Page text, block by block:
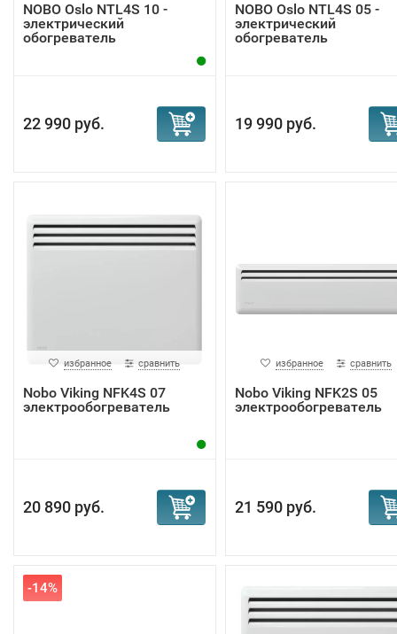
NOBO Oslo NTL4S 10 -
электрический
обогреватель
22 990 руб.
NOBO Oslo NTL4S 05 -
электрический
обогреватель
19 990 руб.
избранное сравнить
Nobo Viking NFK4S 07
электрообогреватель
20 890 руб.
избранное сравнить
Nobo Viking NFK2S 05
электрообогреватель
21 590 руб.
-14%